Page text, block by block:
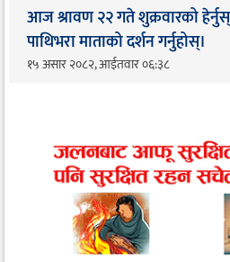
आज श्रावण २२ गते शुक्रवारको
पाथिभरा माताको दर्शन गर्नुहोस्।
१५ असार २०८२, आईतवार ०६:३८